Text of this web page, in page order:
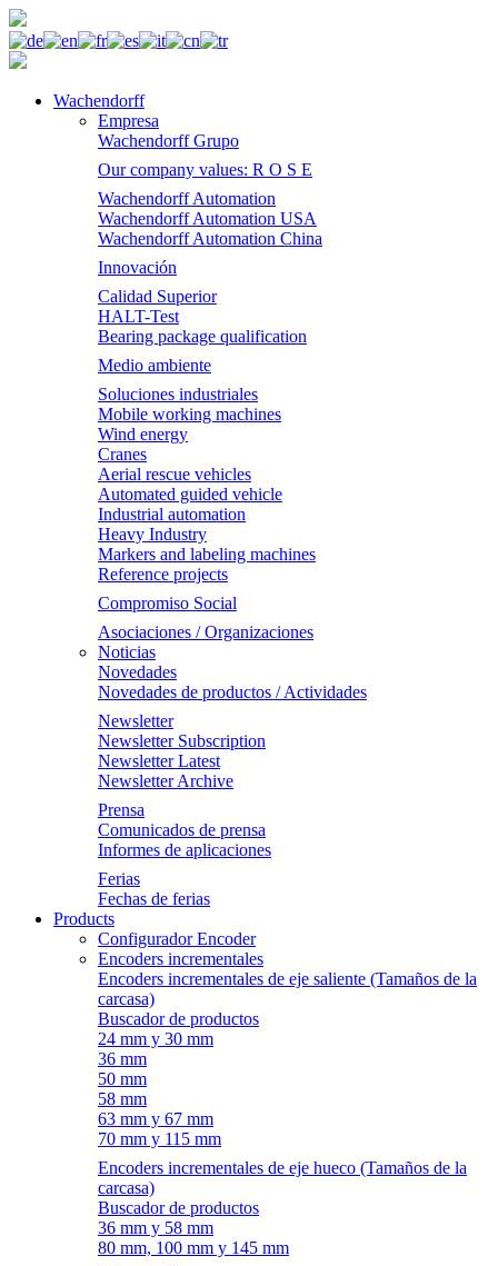
Wachendorff
Empresa
Wachendorff Grupo
Our company values: R O S E
Wachendorff Automation
Wachendorff Automation USA
Wachendorff Automation China
Innovación
Calidad Superior
HALT-Test
Bearing package qualification
Medio ambiente
Soluciones industriales
Mobile working machines
Wind energy
Cranes
Aerial rescue vehicles
Automated guided vehicle
Industrial automation
Heavy Industry
Markers and labeling machines
Reference projects
Compromiso Social
Asociaciones / Organizaciones
Noticias
Novedades
Novedades de productos / Actividades
Newsletter
Newsletter Subscription
Newsletter Latest
Newsletter Archive
Prensa
Comunicados de prensa
Informes de aplicaciones
Ferias
Fechas de ferias
Products
Configurador Encoder
Encoders incrementales
Encoders incrementales de eje saliente (Tamaños de la
carcasa)
Buscador de productos
24 mm y 30 mm
36 mm
50 mm
58 mm
63 mm y 67 mm
70 mm y 115 mm
Encoders incrementales de eje hueco (Tamaños de la
carcasa)
Buscador de productos
36 mm y 58 mm
80 mm, 100 mm y 145 mm